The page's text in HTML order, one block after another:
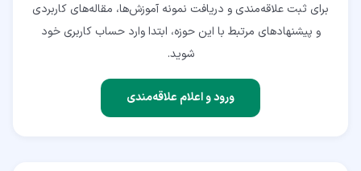
برای ثبت علاقه‌مندی و دریافت نمونه آموزش‌ها، مقاله‌های کاربردی
و پیشنهادهای مرتبط با این حوزه، ابتدا وارد حساب کاربری خود
شوید.
ورود و اعلام علاقه‌مندی